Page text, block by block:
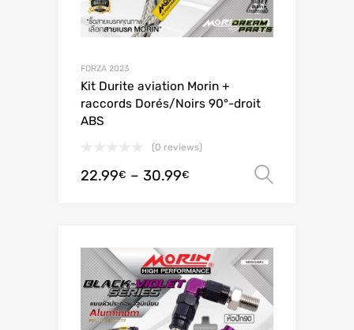
FORZA 2023
Kit Durite aviation Morin +
raccords Dorés/Noirs 90°-droit
ABS
(0 reviews)
22.99€ – 30.99€